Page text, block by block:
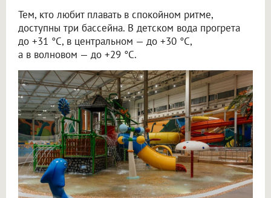
Тем, кто любит плавать в спокойном ритме,
доступны три бассейна. В детском вода прогрета
до +31 °C, в центральном — до +30 °C,
а в волновом — до +29 °C.